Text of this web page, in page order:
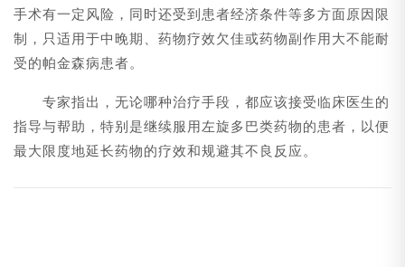
手术有一定风险，同时还受到患者经济条件等多方面原因限
制，只适用于中晚期、药物疗效欠佳或药物副作用大不能耐
受的帕金森病患者。
专家指出，无论哪种治疗手段，都应该接受临床医生的
指导与帮助，特别是继续服用左旋多巴类药物的患者，以便
最大限度地延长药物的疗效和规避其不良反应。